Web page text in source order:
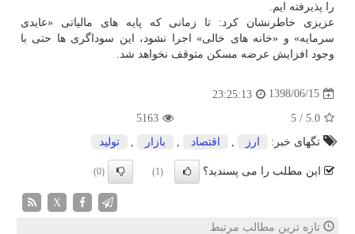
را پذیرفته ایم.
عزیزی خاطرنشان كرد: تا زمانی كه پایه های مالیاتی «عایدی
سرمایه» و «خانه های خالی» اجرا نشود، این سوداگری ها حتی با
وجود افزایش عرضه مسكن متوقف نخواهد شد.
1398/06/15
23:25:13
5.0
/
5
5163
تگهای خبر:
ارز اقتصاد بازار تولید
این مطلب را می پسندید؟ (1)
(0)
X
تازه ترین مطالب مرتبط